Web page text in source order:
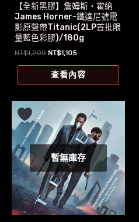
【全新黑膠】詹姆斯‧霍納
James Horner-鐵達尼號電
影原聲帶Titanic(2LP首批限
量藍色彩膠)/180g
NT$1,209 原
價
格：
NT$1,105目
價
格：
查看內容
暫無庫存